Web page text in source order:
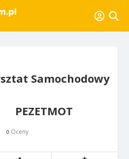
Samochodowy
PEZETMOT
0 Oceny